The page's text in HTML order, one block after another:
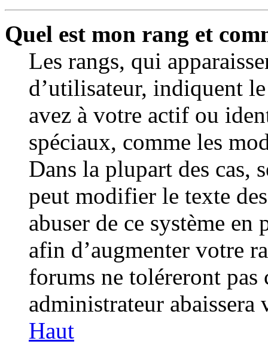
Quel est mon rang et
Les rangs, qui
d’utilisateur, indiquent
avez à votre actif ou
spéciaux, comme les
Dans la plupart des cas,
peut modifier le texte
abuser de ce système
afin d’augmenter votre
forums ne toléreront pas
administrateur abaissera
Haut